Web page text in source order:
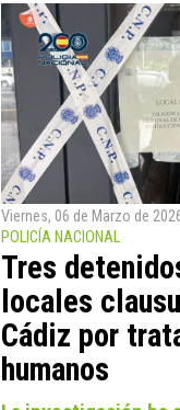
Viernes, 06 de Marzo de
POLICÍA NACIONAL
Tres
locales
Cádiz por
humanos